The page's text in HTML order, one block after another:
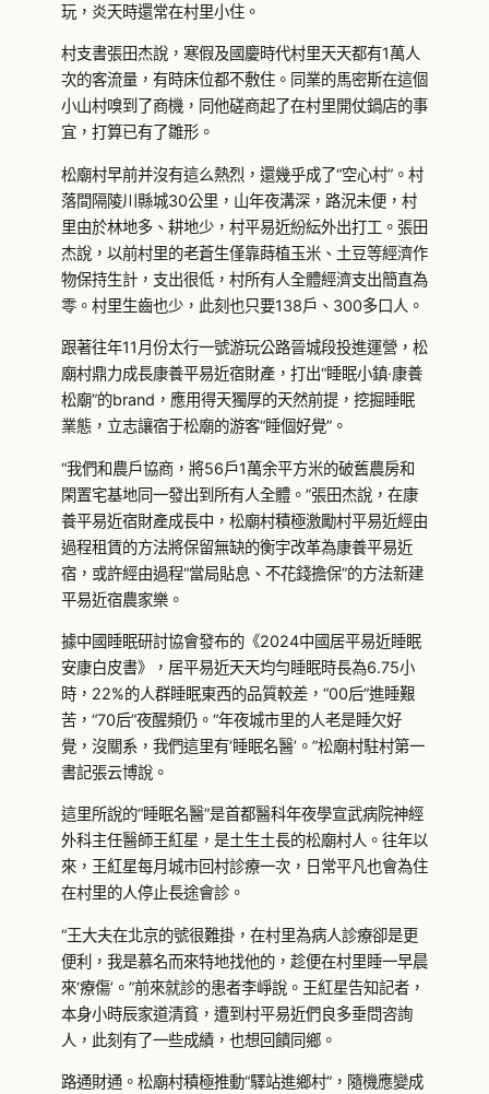
玩，炎天時還常在村里小住。
村支書張田杰說，寒假及國慶時代村里天天都有1萬人
次的客流量，有時床位都不敷住。同業的馬密斯在這個
小山村嗅到了商機，同他磋商起了在村里開仗鍋店的事
宜，打算已有了雛形。
松廟村早前并沒有這么熱烈，還幾乎成了“空心村”。村
落間隔陵川縣城30公里，山年夜溝深，路況未便，村
里由於林地多、耕地少，村平易近紛紜外出打工。張田
杰說，以前村里的老蒼生僅靠蒔植玉米、土豆等經濟作
物保持生計，支出很低，村所有人全體經濟支出簡直為
零。村里生齒也少，此刻也只要138戶、300多口人。
跟著往年11月份太行一號游玩公路晉城段投進運營，松
廟村鼎力成長康養平易近宿財產，打出“睡眠小鎮·康養
松廟”的brand，應用得天獨厚的天然前提，挖掘睡眠
業態，立志讓宿于松廟的游客“睡個好覺”。
“我們和農戶協商，將56戶1萬余平方米的破舊農房和
閑置宅基地同一發出到所有人全體。”張田杰說，在康
養平易近宿財產成長中，松廟村積極激勵村平易近經由
過程租賃的方法將保留無缺的衡宇改革為康養平易近
宿，或許經由過程“當局貼息、不花錢擔保”的方法新建
平易近宿農家樂。
據中國睡眠研討協會發布的《2024中國居平易近睡眠
安康白皮書》，居平易近天天均勻睡眠時長為6.75小
時，22%的人群睡眠東西的品質較差，“00后”進睡艱
苦，“70后”夜醒頻仍。“年夜城市里的人老是睡欠好
覺，沒關系，我們這里有‘睡眠名醫’。”松廟村駐村第一
書記張云博說。
這里所說的“睡眠名醫”是首都醫科年夜學宣武病院神經
外科主任醫師王紅星，是土生土長的松廟村人。往年以
來，王紅星每月城市回村診療一次，日常平凡也會為住
在村里的人停止長途會診。
“王大夫在北京的號很難掛，在村里為病人診療卻是更
便利，我是慕名而來特地找他的，趁便在村里睡一早晨
來‘療傷’。”前來就診的患者李崢說。王紅星告知記者，
本身小時辰家道清貧，遭到村平易近們良多垂問咨詢
人，此刻有了一些成績，也想回饋同鄉。
路通財通。松廟村積極推動“驛站進鄉村”，隨機應變成